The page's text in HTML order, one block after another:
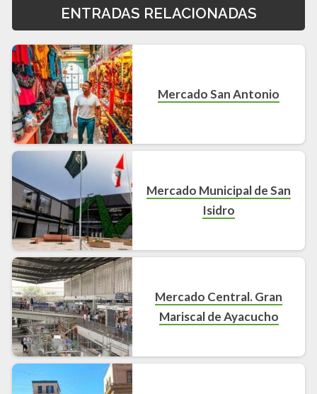
ENTRADAS RELACIONADAS
Mercado San Antonio
Mercado Municipal de San
Isidro
Mercado Central. Gran
Mariscal de Ayacucho